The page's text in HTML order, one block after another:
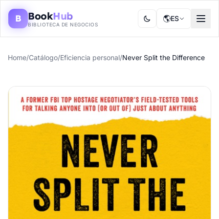
B BookHub
BIBLIOTECA DE NEGOCIOS
🌎ES
Home/Catálogo/Eficiencia personal/Never Split the Difference